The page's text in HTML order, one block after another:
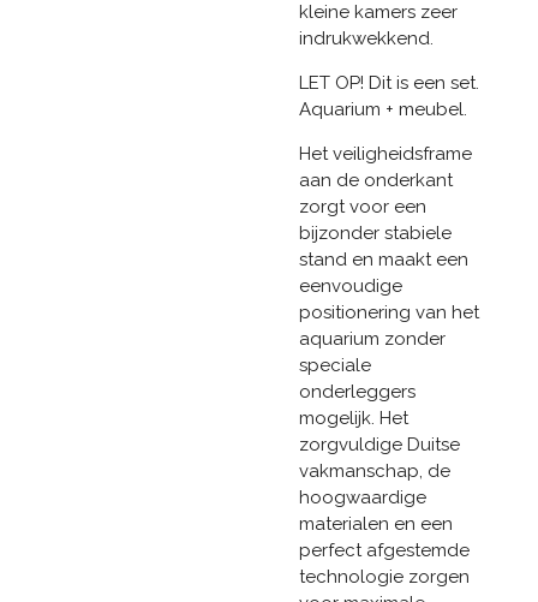
kleine kamers zeer
indrukwekkend.
LET OP! Dit is een set.
Aquarium + meubel.
Het veiligheidsframe
aan de onderkant
zorgt voor een
bijzonder stabiele
stand en maakt een
eenvoudige
positionering van het
aquarium zonder
speciale
onderleggers
mogelijk. Het
zorgvuldige Duitse
vakmanschap, de
hoogwaardige
materialen en een
perfect afgestemde
technologie zorgen